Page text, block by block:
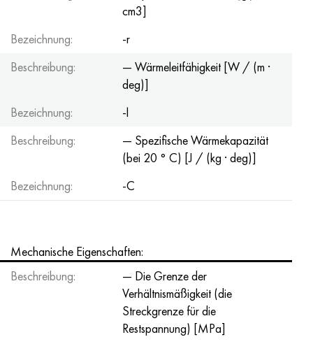
cm3]
Bezeichnung:
-r
Beschreibung:
— Wärmeleitfähigkeit [W / (m ·
deg)]
Bezeichnung:
-l
Beschreibung:
— Spezifische Wärmekapazität
(bei 20 ° C) [J / (kg · deg)]
Bezeichnung:
-C
Mechanische Eigenschaften:
Beschreibung:
— Die Grenze der
Verhältnismäßigkeit (die
Streckgrenze für die
Restspannung) [MPa]